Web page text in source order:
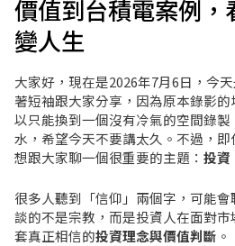
價值到台積電案例
變人生
大家好，現在是2026年7月6日，今
著短袖跟大家分享，因為原本錄影
以只能換到一個沒有冷氣的空間錄
水，希望今天不要講太久。不過，
想跟大家聊一個很重要的主題： 投資
很多人聽到「信仰」兩個字，可能
談的不是宗教，而是投資人在面對
套真正相信的投資理念與價值判斷 。